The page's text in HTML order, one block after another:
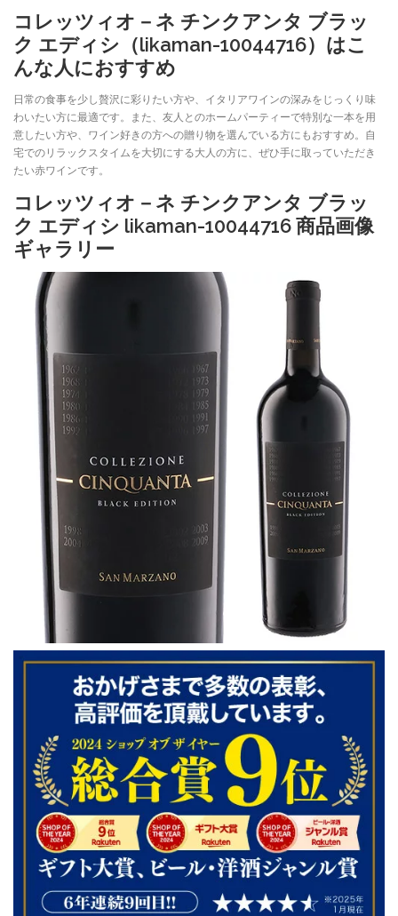
コレッツィオ－ネ チンクアンタ ブラッ
ク エディシ（likaman-10044716）はこ
んな人におすすめ
日常の食事を少し贅沢に彩りたい方や、イタリアワインの深みをじっくり味
わいたい方に最適です。また、友人とのホームパーティーで特別な一本を用
意したい方や、ワイン好きの方への贈り物を選んでいる方にもおすすめ。自
宅でのリラックスタイムを大切にする大人の方に、ぜひ手に取っていただき
たい赤ワインです。
コレッツィオ－ネ チンクアンタ ブラッ
ク エディシ likaman-10044716 商品画像
ギャラリー